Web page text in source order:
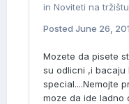
in Noviteti na tržištu
Posted June 26,
Mozete da pisete
su odlicni ,i bacaju
special....Nemojte
moze da ide ladno